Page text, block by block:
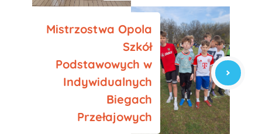
Mistrzostwa Opola
Szkół
Podstawowych w
Indywidualnych
Biegach
Przełajowych